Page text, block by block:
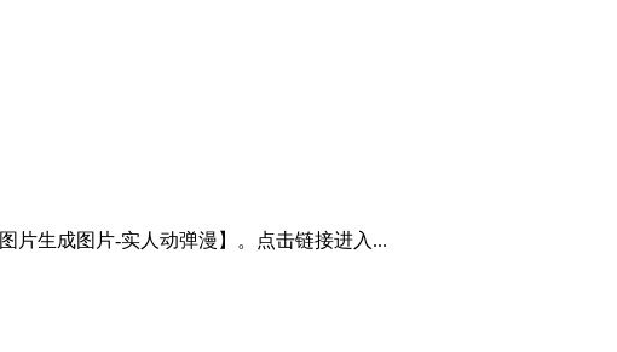
片生成图片-实人动弹漫】。点击链接进入...